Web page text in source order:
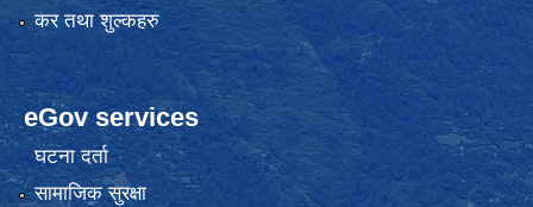
कर तथा शुल्कहरु
eGov services
घटना दर्ता
सामाजिक सुरक्षा